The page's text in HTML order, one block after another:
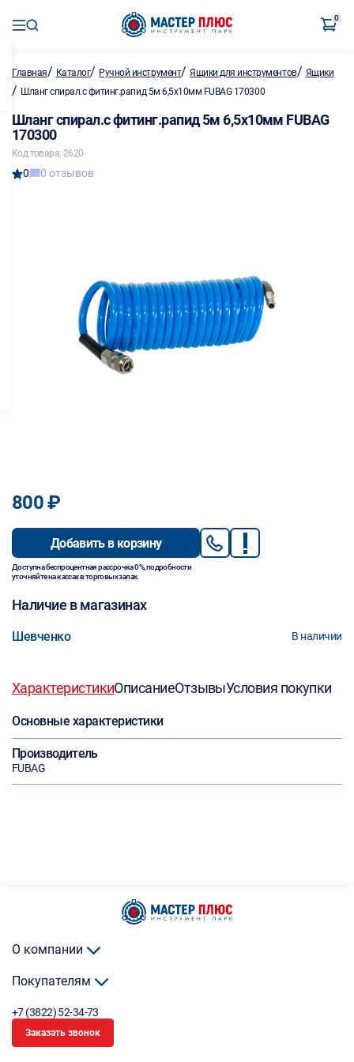
0
Главная/ Каталог/ Ручной инструмент/Ящики для инструментов/ Ящики
/ Шланг спирал.с фитинг.рапид 5м 6,5х10мм FUBAG 170300
Шланг спирал.с фитинг.рапид 5м 6,5х10мм FUBAG
170300
Код товара: 2620
0 0 отзывов
800 ₽
Добавить в корзину
Доступна беспроцентная рассрочка 0%, подробности
уточняйте на кассах в торговых залах.
Наличие в магазинах
Шевченко В наличии
ХарактеристикиОписаниеОтзывыУсловия покупки
Основные характеристики
Производитель
FUBAG
О компании
Покупателям
+7 (3822) 52-34-73
Заказать звонок